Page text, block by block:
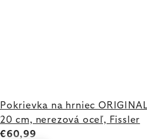
Pokrievka na hrniec
20 cm, nerezová oceľ, Fissler
€60,99